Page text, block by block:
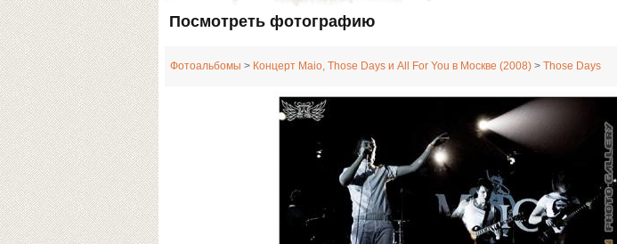
Посмотреть фотографию
Фотоальбомы > Концерт Maio, Those Days и All For You в Москве (2008) > Those Days